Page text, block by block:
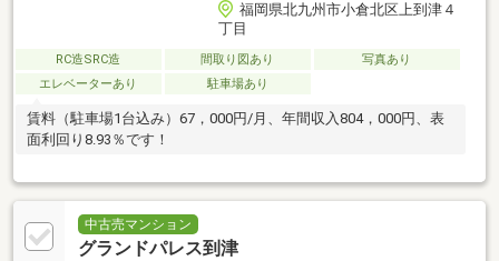
福岡県北九州市小倉北区上到津４
丁目
RC造SRC造 間取り図あり
写真あり
エレベーターあり
駐車場あり
賃料（駐車場1台込み）67，000円/月、年間収入804，000円、表
面利回り8.93％です！
中古売マンション
グランドパレス到津